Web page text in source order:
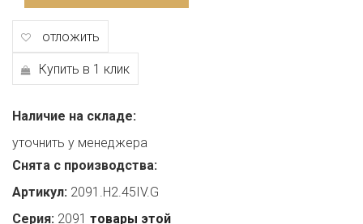
отложить
Купить в 1 клик
Наличие на складе:
уточнить у менеджера
Снята с производства:
Артикул: 2091.H2.45IV.G
Серия: 2091 товары этой